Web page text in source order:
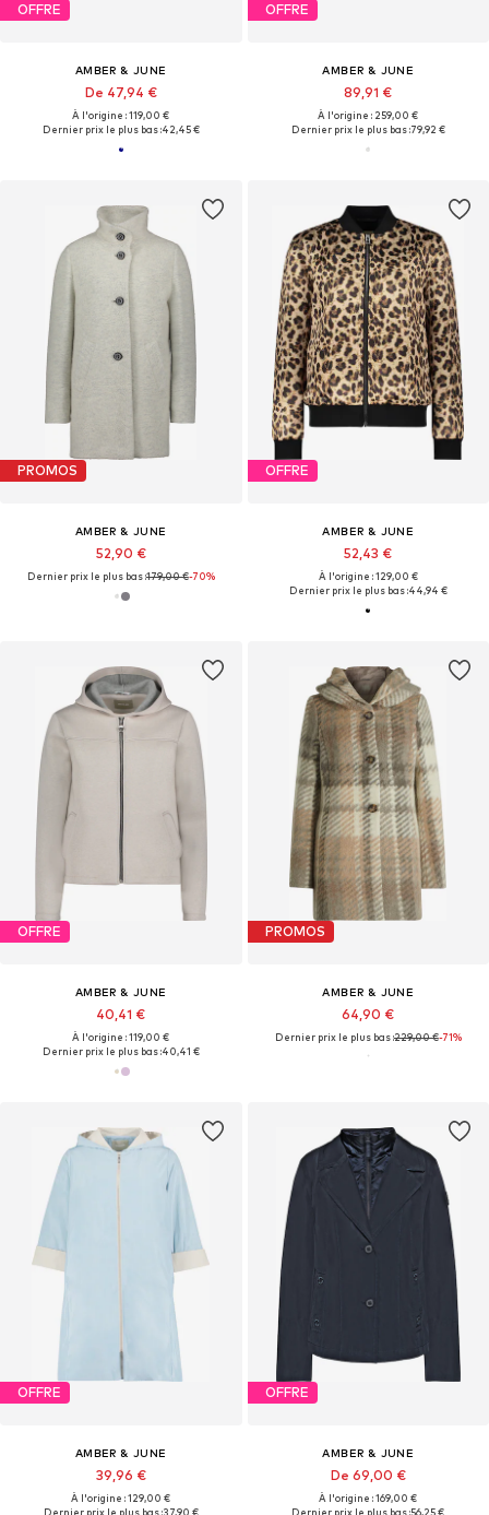
OFFRE
AMBER & JUNE
De 47,94 €
À l'origine : 119,00 €
Dernier prix le plus bas :42,45 €
OFFRE
AMBER & JUNE
89,91 €
À l'origine : 259,00 €
Dernier prix le plus bas :79,92 €
PROMOS
AMBER & JUNE
52,90 €
Dernier prix le plus bas :179,00 €-70%
OFFRE
AMBER & JUNE
52,43 €
À l'origine : 129,00 €
Dernier prix le plus bas :44,94 €
OFFRE
AMBER & JUNE
40,41 €
À l'origine : 119,00 €
Dernier prix le plus bas :40,41 €
PROMOS
AMBER & JUNE
64,90 €
Dernier prix le plus bas :229,00 €-71%
OFFRE
AMBER & JUNE
39,96 €
À l'origine : 129,00 €
Dernier prix le plus bas :37,90 €
OFFRE
AMBER & JUNE
De 69,00 €
À l'origine : 169,00 €
Dernier prix le plus bas :56,25 €